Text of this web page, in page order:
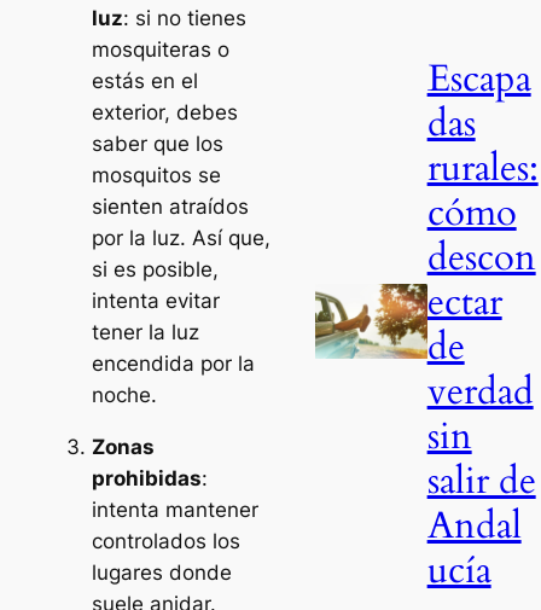
luz: si no tienes
mosquiteras o
estás en el
exterior, debes
saber que los
mosquitos se
sienten atraídos
por la luz. Así que,
si es posible,
intenta evitar
tener la luz
encendida por la
noche.
Zonas
prohibidas:
intenta mantener
controlados los
lugares donde
suele anidar.
Escapa
das
rurales:
cómo
descon
ectar
de
verdad
sin
salir de
Andal
ucía